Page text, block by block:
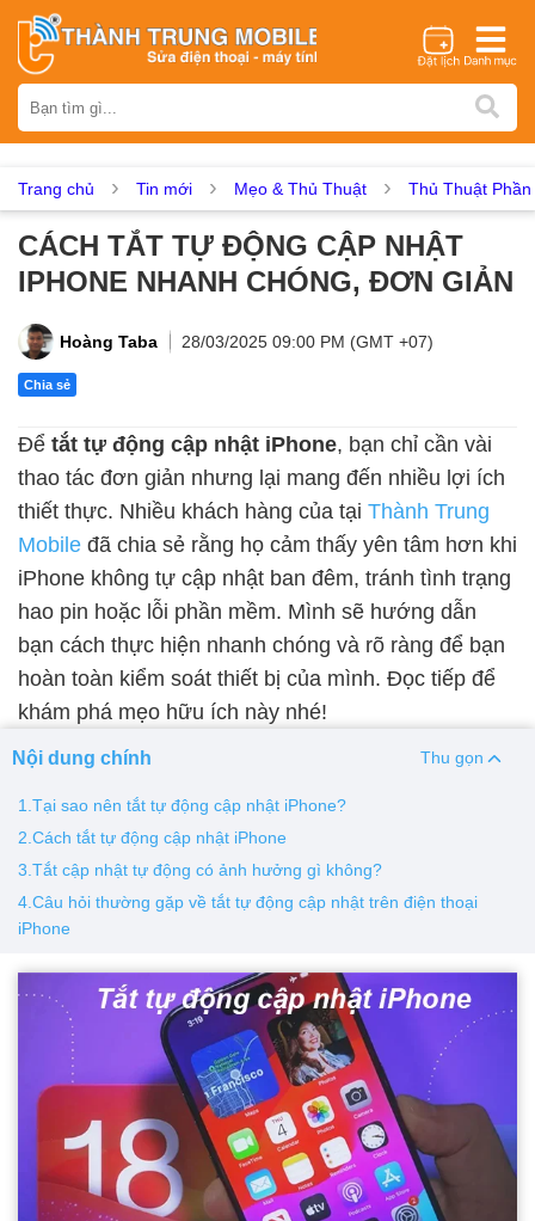
iPhone Samsung Oppo Xiaomi Realme Vivo
Asus Sony Vertu LG Tecno
Dịch vụ sửa chữa
Thay loa Thay kính lưng Thay vỏ Thay chân sạc
Màn hình Xiaomi Màn hình Realme
Màn hình Vsmart Màn hình Google Pixel
Thay pin
Pin iPhone Pin Samsumg Pin Oppo Pin Xiaomi
Pin Realme
Thay vỏ
Vỏ iPhone
Trang chủ Tin mới Mẹo & Thủ Thuật Thủ Thuật
CÁCH TẮT TỰ ĐỘNG CẬP NHẬT
IPHONE NHANH CHÓNG, ĐƠN GIẢN
Hoàng Taba 28/03/2025 09:00 PM (GMT +07)
Chia sẻ
Để tắt tự động cập nhật iPhone, bạn chỉ cần vài
thao tác đơn giản nhưng lại mang đến nhiều lợi ích
thiết thực. Nhiều khách hàng của tại Thành Trung
Mobile đã chia sẻ rằng họ cảm thấy yên tâm hơn khi
iPhone không tự cập nhật ban đêm, tránh tình trạng
hao pin hoặc lỗi phần mềm. Mình sẽ hướng dẫn
bạn cách thực hiện nhanh chóng và rõ ràng để bạn
hoàn toàn kiểm soát thiết bị của mình. Đọc tiếp để
khám phá mẹo hữu ích này nhé!
Nội dung chính Thu gọn
1.Tại sao nên tắt tự động cập nhật iPhone?
2.Cách tắt tự động cập nhật iPhone
3.Tắt cập nhật tự động có ảnh hưởng gì không?
4.Câu hỏi thường gặp về tắt tự động cập nhật trên điện thoại
iPhone